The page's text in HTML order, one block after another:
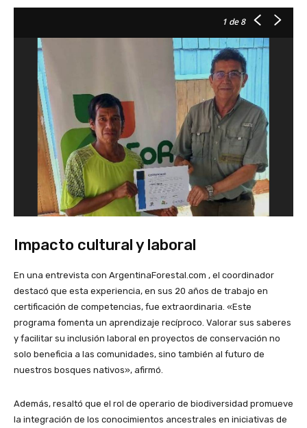
1 de 8
Impacto cultural y laboral
En una entrevista con ArgentinaForestal.com , el coordinador
destacó que esta experiencia, en sus 20 años de trabajo en
certificación de competencias, fue extraordinaria. «Este
programa fomenta un aprendizaje recíproco. Valorar sus saberes
y facilitar su inclusión laboral en proyectos de conservación no
solo beneficia a las comunidades, sino también al futuro de
nuestros bosques nativos», afirmó.
Además, resaltó que el rol de operario de biodiversidad promueve
la integración de los conocimientos ancestrales en iniciativas de